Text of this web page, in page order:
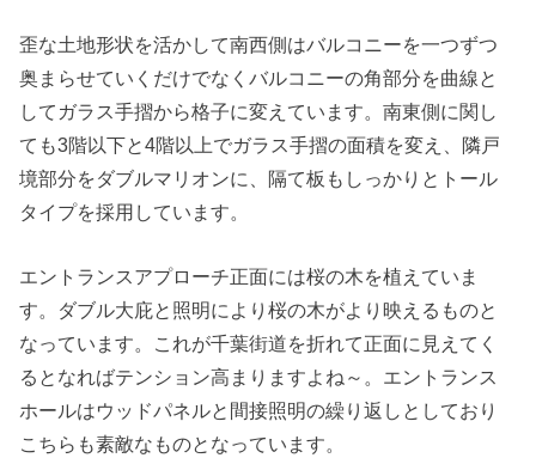
歪な土地形状を活かして南西側はバルコニーを一つずつ
奥まらせていくだけでなくバルコニーの角部分を曲線と
してガラス手摺から格子に変えています。南東側に関し
ても3階以下と4階以上でガラス手摺の面積を変え、隣戸
境部分をダブルマリオンに、隔て板もしっかりとトール
タイプを採用しています。
エントランスアプローチ正面には桜の木を植えていま
す。ダブル大庇と照明により桜の木がより映えるものと
なっています。これが千葉街道を折れて正面に見えてく
るとなればテンション高まりますよね～。エントランス
ホールはウッドパネルと間接照明の繰り返しとしており
こちらも素敵なものとなっています。